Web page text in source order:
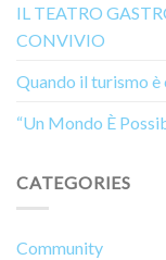
IL TEATRO
CONVIVIO
Quando il turismo è
“Un Mondo È
CATEGORIES
Community